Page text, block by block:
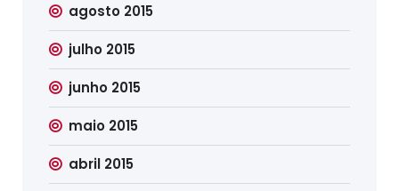
agosto 2015
julho 2015
junho 2015
maio 2015
abril 2015